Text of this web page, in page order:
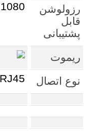
رزولوشن
قابل
پشتیبانی
1080 پیکسل
ریموت
نوع اتصال RJ45، وای فای 2.4 و 5 گیگاهرتز